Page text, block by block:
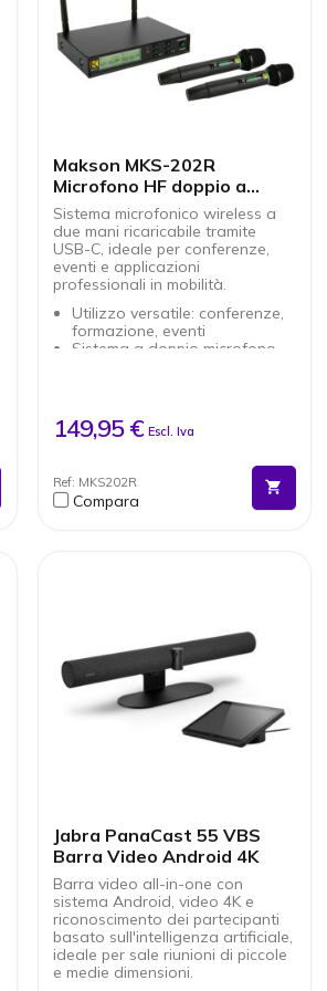
vPro e sicurezza TPM 2.0
integrata
Makson MKS-202R
Microfono HF doppio a
mano
Sistema microfonico wireless a
due mani ricaricabile tramite
USB-C, ideale per conferenze,
eventi e applicazioni
professionali in mobilità.
Utilizzo versatile: conferenze,
formazione, eventi
Sistema a doppio microfono
senza batterie usa e getta
Trasmissione wireless stabile:
Installazione rapida: soluzione
pronta all'uso
149,95 € Escl. Iva
Ref: MKS202R
Compara
Jabra PanaCast 55 VBS
Barra Video Android 4K
Barra video all-in-one con
sistema Android, video 4K e
riconoscimento dei partecipanti
basato sull'intelligenza artificiale,
ideale per sale riunioni di piccole
e medie dimensioni.